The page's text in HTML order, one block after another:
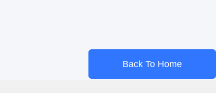
Back To Home